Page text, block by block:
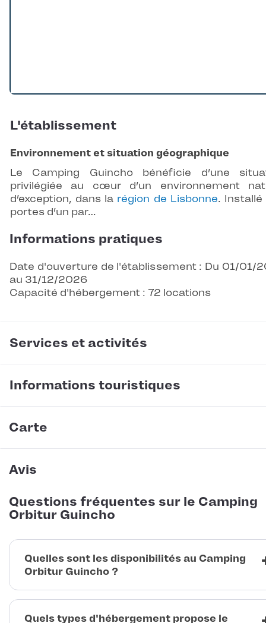
L'établissement
Environnement et situation géographique
Le Camping Guincho bénéficie d’une
privilégiée au cœur d’un environnement
d’exception, dans la région de Lisbonne. Installé
portes d’un par…
Informations pratiques
Date d'ouverture de l'établissement : Du 01/01/
au 31/12/2026
Capacité d'hébergement : 72 locations
Services et activités
Informations touristiques
Carte
Avis
Questions fréquentes sur le Camping
Orbitur Guincho
Quelles sont les disponibilités au Camping
Orbitur Guincho ?
Quels types d'hébergement propose le